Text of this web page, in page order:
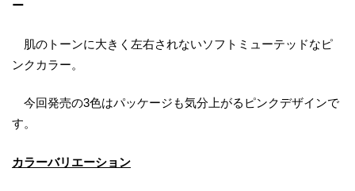
ー
肌のトーンに大きく左右されないソフトミューテッドなピ
ンクカラー。
今回発売の3色はパッケージも気分上がるピンクデザインで
す。
カラーバリエーション